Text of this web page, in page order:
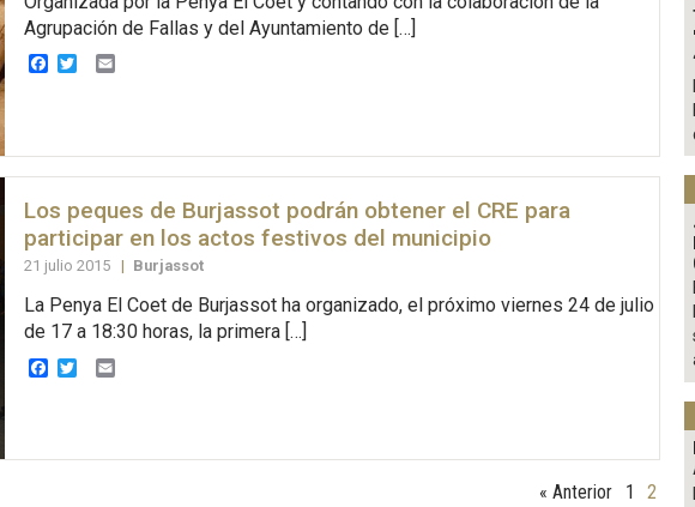
Agrupación de Fallas y del Ayuntamiento de […]
Facebook
TwitterEmail
Los peques de Burjassot podrán obtener el CRE para
participar en los actos festivos del municipio
21 julio 2015 | Burjassot
La Penya El Coet de Burjassot ha organizado, el próximo viernes 24 de julio
de 17 a 18:30 horas, la primera […]
Facebook
TwitterEmail
« Anterior 1 2